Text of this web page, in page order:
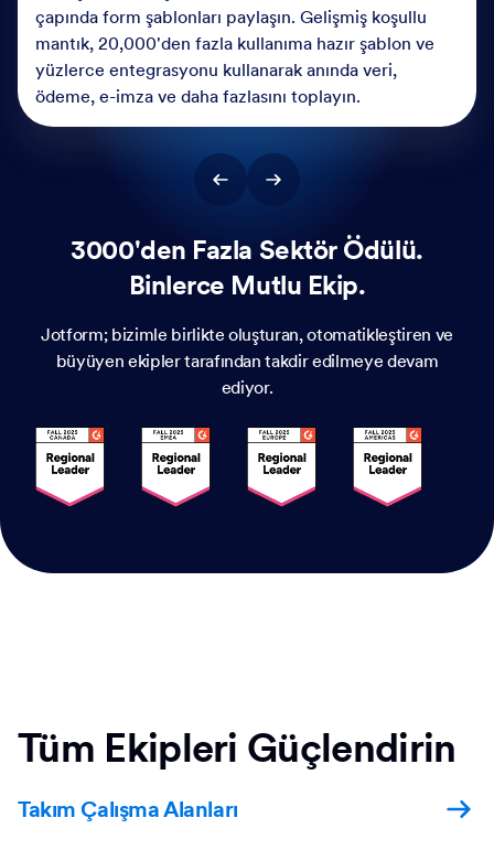
çapında form şablonları paylaşın. Gelişmiş koşullu
mantık, 20,000'den fazla kullanıma hazır şablon ve
yüzlerce entegrasyonu kullanarak anında veri,
ödeme, e-imza ve daha fazlasını toplayın.
3000'den Fazla Sektör Ödülü.
Binlerce Mutlu Ekip.
Jotform; bizimle birlikte oluşturan, otomatikleştiren ve
büyüyen ekipler tarafından takdir edilmeye devam
ediyor.
Tüm Ekipleri Güçlendirin
Takım Çalışma Alanları